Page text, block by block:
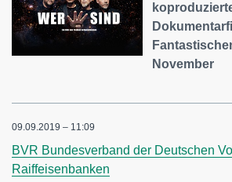
November
09.09.2019 – 11:09
BVR Bundesverband der Deutschen
Raiffeisenbanken